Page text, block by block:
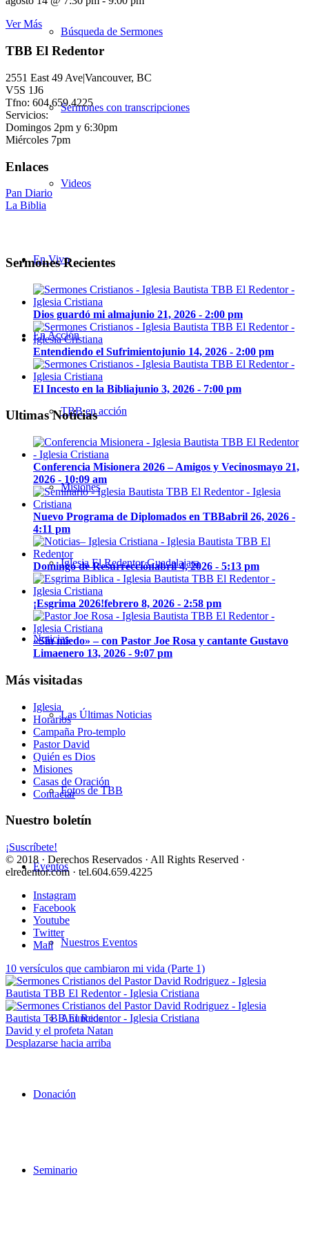
Búsqueda de Sermones
Sermones con transcripciones
Videos
En Vivo
En Acción
TBB en acción
Misiones
Iglesia El Redentor Guadalajara
Noticias
Las Últimas Noticias
Fotos de TBB
Eventos
Nuestros Eventos
Anuncios
Donación
Seminario
Ver Más
TBB El Redentor
2551 East 49 Ave|Vancouver, BC
V5S 1J6
Tfno: 604.659.4225
Servicios:
Domingos 2pm y 6:30pm
Miércoles 7pm
Enlaces
Pan Diario
La Biblia
Sermones Recientes
Dios guardó mi almajunio 21, 2026 - 2:00 pm
Entendiendo el Sufrimientojunio 14, 2026 - 2:00 pm
El Incesto en la Bibliajunio 3, 2026 - 7:00 pm
Ultimas Noticias
Conferencia Misionera 2026 – Amigos y Vecinosmayo 21,
2026 - 10:09 am
Nuevo Programa de Diplomados en TBBabril 26, 2026 -
4:11 pm
Domingo de Resurrecciónabril 4, 2026 - 5:13 pm
¡Esgrima 2026!febrero 8, 2026 - 2:58 pm
«Sin miedo» – con Pastor Joe Rosa y cantante Gustavo
Limaenero 13, 2026 - 9:07 pm
Más visitadas
Iglesia
Horarios
Campaña Pro-templo
Pastor David
Quién es Dios
Misiones
Casas de Oración
Contactar
Nuestro boletín
¡Suscríbete!
© 2018 · Derechos Reservados · All Rights Reserved ·
elredentor.com · tel.604.659.4225
Instagram
Facebook
Youtube
Twitter
Mail
10 versículos que cambiaron mi vida (Parte 1)
David y el profeta Natan
Desplazarse hacia arriba